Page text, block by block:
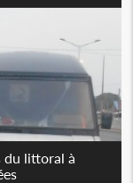
du littoral à